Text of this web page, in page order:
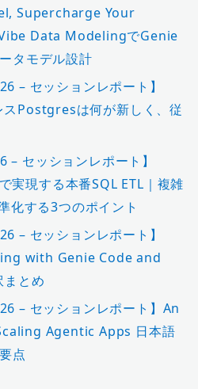
Supercharge Your
Data ModelingでGenie
タモデル設計
– セッションレポート】
Postgresは何が新しく、従
セッションレポート】
現する本番SQL ETL｜複雑
化する3つのポイント
– セッションレポート】
with Genie Code and
とめ
– セッションレポート】An
Agentic Apps 日本語
点